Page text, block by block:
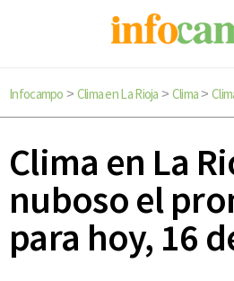
Infocampo > Clima en La Rioja > Clima>
Clima en La
nuboso el
para hoy, 16